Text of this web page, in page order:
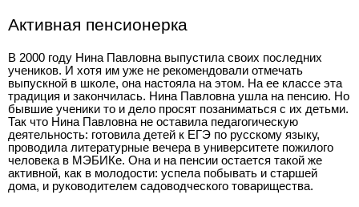
Активная пенсионерка
В 2000 году Нина Павловна выпустила своих последних
учеников. И хотя им уже не рекомендовали отмечать
выпускной в школе, она настояла на этом. На ее классе эта
традиция и закончилась. Нина Павловна ушла на пенсию. Но
бывшие ученики то и дело просят позаниматься с их детьми.
Так что Нина Павловна не оставила педагогическую
деятельность: готовила детей к ЕГЭ по русскому языку,
проводила литературные вечера в университете пожилого
человека в МЭБИКе. Она и на пенсии остается такой же
активной, как в молодости: успела побывать и старшей
дома, и руководителем садоводческого товарищества.